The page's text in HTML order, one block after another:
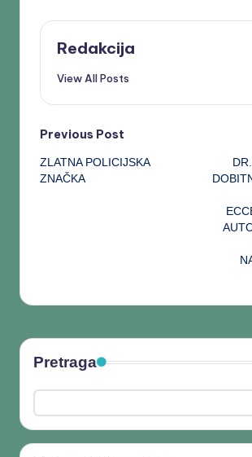
Redakcija
View All Posts
Previous Post
ZLATNA POLICIJSKA
ZNAČKA
Pretraga